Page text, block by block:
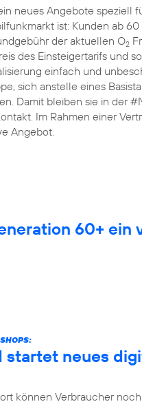
neues Angebote speziell
ist: Kunden ab
der aktuellen O2
des Einsteigertarifs und
einfach und
sich anstelle eines
Damit bleiben sie in der
Im Rahmen einer
Angebot.
60+ ein
startet neues
können Verbraucher